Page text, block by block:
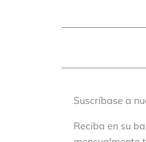
Suscríbase a
Reciba en su